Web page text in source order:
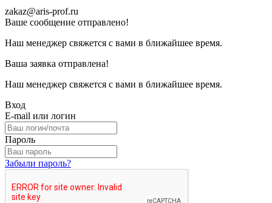
zakaz@aris-prof.ru
Ваше сообщение отправлено!
Наш менеджер свяжется с вами в ближайшее время.
Ваша заявка отправлена!
Наш менеджер свяжется с вами в ближайшее время.
Вход
E-mail или логин
Пароль
Забыли пароль?